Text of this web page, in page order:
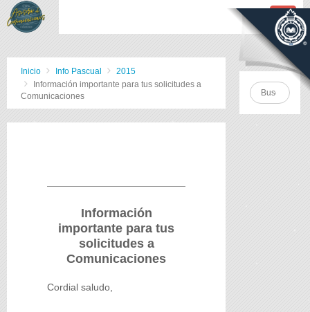
Inicio Info Pascual
2015
Información importante para tus solicitudes a
Comunicaciones
Información
importante para tus
solicitudes a
Comunicaciones
Cordial saludo,